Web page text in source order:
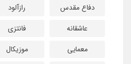
دفاع مقدس رازآلود
عاشقانه
فانتزی
معمایی
موزیکال